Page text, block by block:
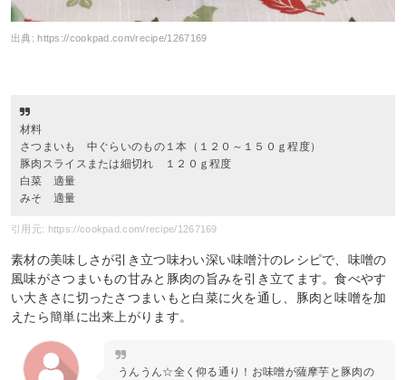
出典: https://cookpad.com/recipe/1267169
材料
さつまいも 中ぐらいのもの１本（１２０～１５０ｇ程度）
豚肉スライスまたは細切れ １２０ｇ程度
白菜 適量
みそ 適量
引用元: https://cookpad.com/recipe/1267169
素材の美味しさが引き立つ味わい深い味噌汁のレシピで、味噌の
風味がさつまいもの甘みと豚肉の旨みを引き立てます。食べやす
い大きさに切ったさつまいもと白菜に火を通し、豚肉と味噌を加
えたら簡単に出来上がります。
うんうん☆全く仰る通り！お味噌が薩摩芋と豚肉の